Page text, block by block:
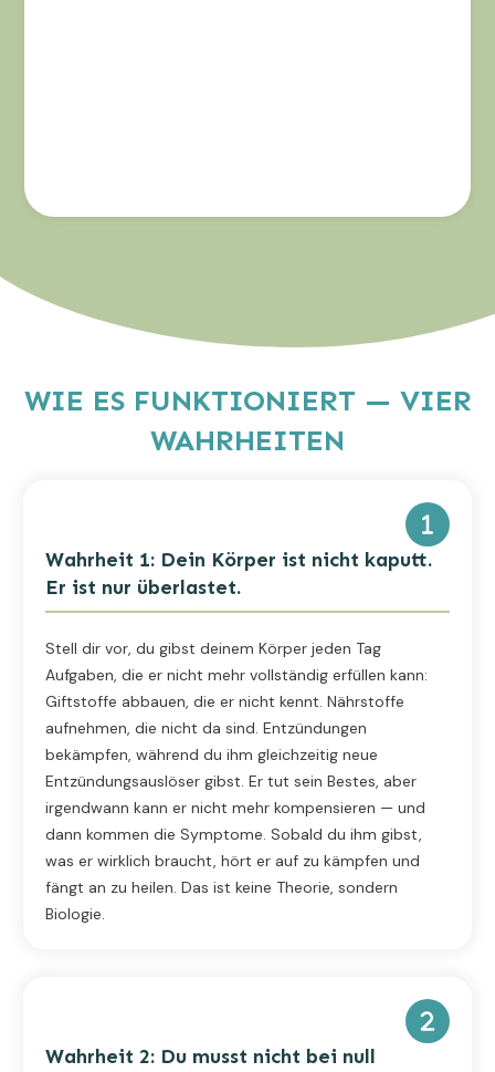
WIE ES FUNKTIONIERT — VIER
WAHRHEITEN
Wahrheit 1: Dein Körper ist nicht kaputt.
Er ist nur überlastet.
Stell dir vor, du gibst deinem Körper jeden Tag
Aufgaben, die er nicht mehr vollständig erfüllen kann:
Giftstoffe abbauen, die er nicht kennt. Nährstoffe
aufnehmen, die nicht da sind. Entzündungen
bekämpfen, während du ihm gleichzeitig neue
Entzündungsauslöser gibst. Er tut sein Bestes, aber
irgendwann kann er nicht mehr kompensieren — und
dann kommen die Symptome. Sobald du ihm gibst,
was er wirklich braucht, hört er auf zu kämpfen und
fängt an zu heilen. Das ist keine Theorie, sondern
Biologie.
Wahrheit 2: Du musst nicht bei null